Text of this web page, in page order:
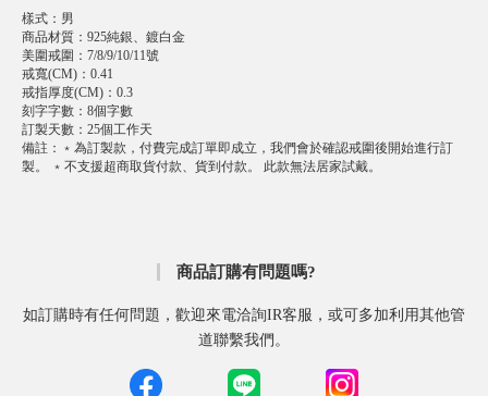
樣式 ： 男
商品材質 ： 925純銀、鍍白金
美圍戒圍 ： 7/8/9/10/11號
戒寬(CM) ： 0.41
戒指厚度(CM) ： 0.3
刻字字數 ： 8個字數
訂製天數 ： 25個工作天
備註 ： ﹡為訂製款，付費完成訂單即成立，我們會於確認戒圍後開始進行訂
製。 ﹡不支援超商取貨付款、貨到付款。 此款無法居家試戴。
商品訂購有問題嗎?
如訂購時有任何問題，歡迎來電洽詢IR客服，或可多加利用其他管
道聯繫我們。